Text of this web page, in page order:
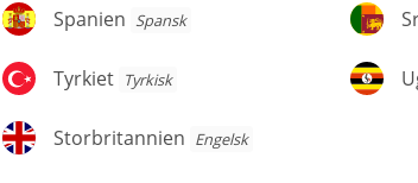
Spanien
Spanien Spansk
Sri
Tyrkiet
Tyrkiet Tyrkisk
Arabisk Storbritannien
Storbritannien Engelsk